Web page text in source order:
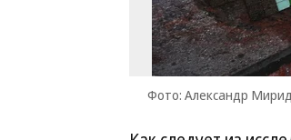
Фото: Александр